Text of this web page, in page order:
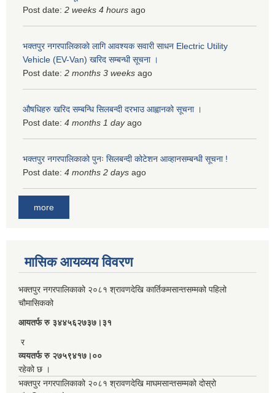
Post date: 2 weeks 4 hours ago
भक्तपुर नगरपालिकाकाे लागि आवश्यक सवारी साधन Electric Utility
Vehicle (EV-Van) खरिद सम्बन्धी सूचना ।
Post date: 2 months 3 weeks ago
औषधिहरु खरिद सम्बन्धि सिलबन्दी दरभाउ आह्वानको सूचना ।
Post date: 4 months 1 dayago
भक्तपुर नगरपालिकाको पुनः सिलबन्दी कोटेशन आव्हानसम्बन्धी सूचना !
Post date: 4 months 2 days ago
more
मासिक आयव्यय विवरण
भक्तपुर नगरपालिकाको २०८१ श्रावणदेखि कार्तिकमसान्तसम्मको पहिलो
चौमासिकको
आयतर्फ रु‌ ३४४५६२७३७।३१
र
व्ययतर्फ रु २७५९४१७।००
रहेको छ ।
भक्तपुर नगरपालिकाको २०८१ श्रावणदेखि माघमसान्तसम्मको दोस्रो